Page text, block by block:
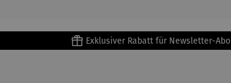
Exklusiver Rabatt für Newsletter-Abo